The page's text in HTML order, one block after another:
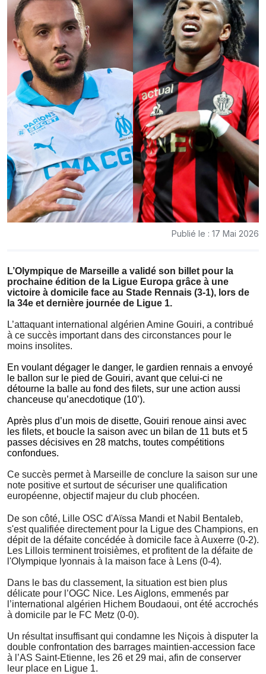
Publié le : 17 Mai 2026
L’Olympique de Marseille a validé son billet pour la
prochaine édition de la Ligue Europa grâce à une
victoire à domicile face au Stade Rennais (3-1), lors de
la 34e et dernière journée de Ligue 1.
L’attaquant international algérien Amine Gouiri, a contribué
à ce succès important dans des circonstances pour le
moins insolites.
En voulant dégager le danger, le gardien rennais a envoyé
le ballon sur le pied de Gouiri, avant que celui-ci ne
détourne la balle au fond des filets, sur une action aussi
chanceuse qu’anecdotique (10’).
Après plus d’un mois de disette, Gouiri renoue ainsi avec
les filets, et boucle la saison avec un bilan de 11 buts et 5
passes décisives en 28 matchs, toutes compétitions
confondues.
Ce succès permet à Marseille de conclure la saison sur une
note positive et surtout de sécuriser une qualification
européenne, objectif majeur du club phocéen.
De son côté, Lille OSC d'Aïssa Mandi et Nabil Bentaleb,
s'est qualifiée directement pour la Ligue des Champions, en
dépit de la défaite concédée à domicile face à Auxerre (0-2).
Les Lillois terminent troisièmes, et profitent de la défaite de
l'Olympique lyonnais à la maison face à Lens (0-4).
Dans le bas du classement, la situation est bien plus
délicate pour l’OGC Nice. Les Aiglons, emmenés par
l’international algérien Hichem Boudaoui, ont été accrochés
à domicile par le FC Metz (0-0).
Un résultat insuffisant qui condamne les Niçois à disputer la
double confrontation des barrages maintien-accession face
à l’AS Saint-Etienne, les 26 et 29 mai, afin de conserver
leur place en Ligue 1.